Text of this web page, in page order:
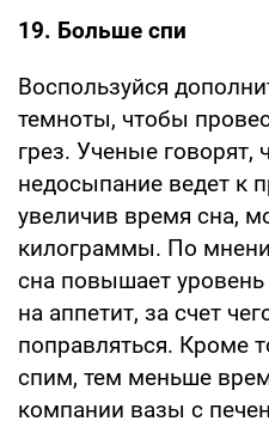
19. Больше спи
Воспользуйся
темноты, чтобы
грез. Ученые говорят,
недосыпание ведет к
увеличив время сна,
килограммы. По
сна повышает
на аппетит, за счет
поправляться. Кроме
спим, тем меньше
компании вазы с